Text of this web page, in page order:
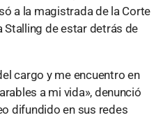
a la magistrada de la Corte
Stalling de estar detrás de
cargo y me encuentro en
a mi vida», denunció
difundido en sus redes